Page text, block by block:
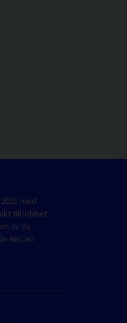
med
till jobbet
av de
HiKOKI